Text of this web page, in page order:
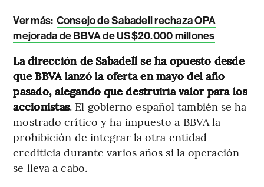
Ver más: Consejo de Sabadell rechaza OPA
mejorada de BBVA de US$20.000 millones
La dirección de Sabadell se ha opuesto desde
que BBVA lanzó la oferta en mayo del año
pasado, alegando que destruiría valor para los
accionistas. El gobierno español también se ha
mostrado crítico y ha impuesto a BBVA la
prohibición de integrar la otra entidad
crediticia durante varios años si la operación
se lleva a cabo.